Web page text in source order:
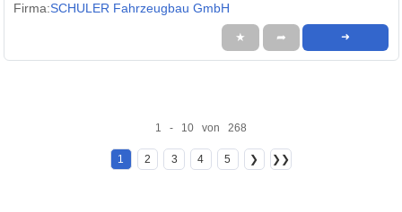
Firma:SCHULER Fahrzeugbau GmbH
★ ➦ ➜
1 - 10 von 268
1 2 3 4 5 ❯ ❯❯